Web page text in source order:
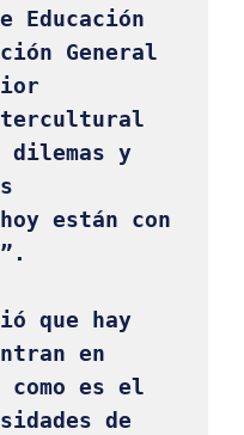
Educación
General
dilemas y
están con
que hay
en
es el
de